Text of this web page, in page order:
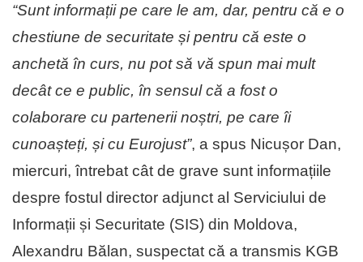
“Sunt informații pe care le am, dar, pentru că e o
chestiune de securitate și pentru că este o
anchetă în curs, nu pot să vă spun mai mult
decât ce e public, în sensul că a fost o
colaborare cu partenerii noștri, pe care îi
cunoașteți, și cu Eurojust”, a spus Nicușor Dan,
miercuri, întrebat cât de grave sunt informațiile
despre fostul director adjunct al Serviciului de
Informații și Securitate (SIS) din Moldova,
Alexandru Bălan, suspectat că a transmis KGB